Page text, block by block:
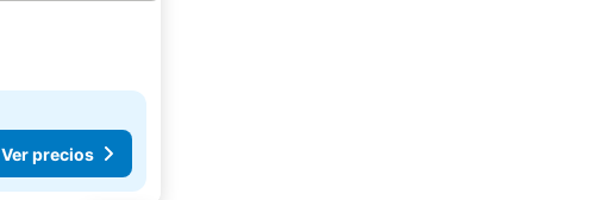
Ver precios